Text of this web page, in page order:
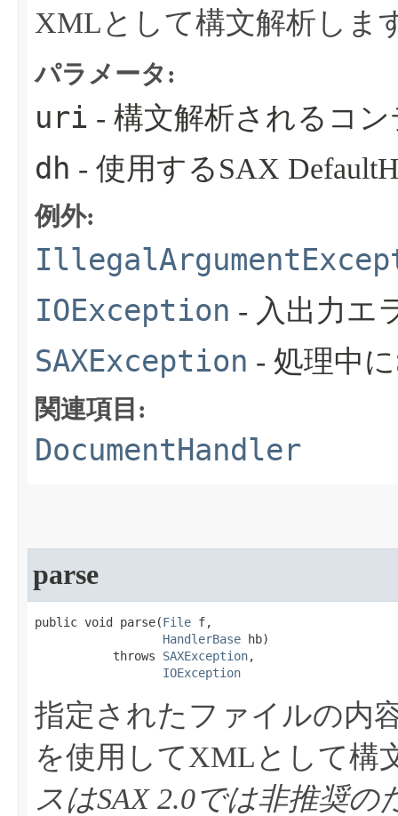
XMLとして構文解析しま
パラメータ:
uri - 構文解析されるコ
dh - 使用するSAX
例外:
IOException - 入出力エ
SAXException - 処理中
関連項目:
DocumentHandler
parse
public void parse​(File f,
HandlerBase hb)
           throws
SAXException,
IOException
指定されたファイルの内
を使用してXMLとして構
スはSAX 2.0では非推奨